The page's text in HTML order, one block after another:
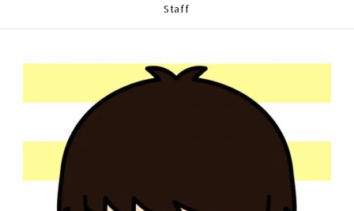
Staff